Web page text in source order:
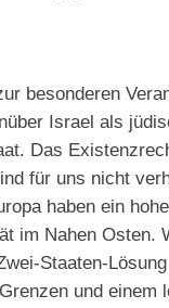
besonderen
Israel als
Das
für uns nicht
haben ein
im Nahen Osten.
Staaten-
und einem